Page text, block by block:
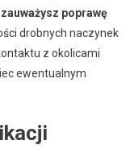
poprawę
drobnych naczynek
z okolicami
ewentualnym